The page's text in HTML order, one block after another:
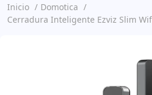
Inicio
Domotica